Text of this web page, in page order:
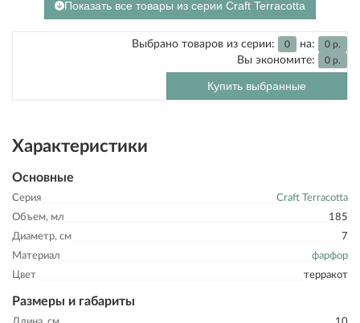
Показать все товары из серии Craft Terracotta
Выбрано товаров из серии: 0 на: 0 р.
Вы экономите: 0 р.
Купить выбранные
Характеристики
Основные
Серия
Craft Terracotta
Объем, мл
185
Диаметр, см
7
Материал
фарфор
Цвет
терракот
Размеры и габариты